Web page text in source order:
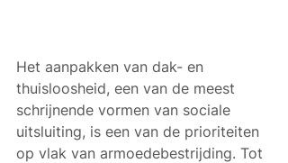
Het aanpakken van dak- en
thuisloosheid, een van de meest
schrijnende vormen van sociale
uitsluiting, is een van de prioriteiten
op vlak van armoedebestrijding. Tot